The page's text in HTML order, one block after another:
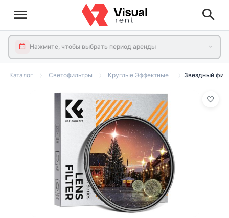
Нажмите, чтобы выбрать период аренды
Каталог Светофильтры Круглые Эффектные Звездный